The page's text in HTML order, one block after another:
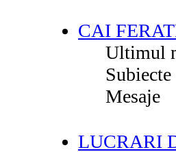
CAI
Ultimul
Subiecte
Mesaje
LUCRARI